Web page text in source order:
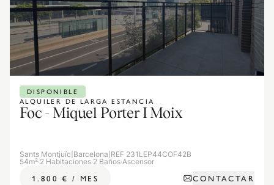
ALQUILER DE LARGA ESTANCIA
DISPONIBLE
Foc - Miquel Porter I Moix
Sants Montjuïc Barcelona REF 231LEP44COF42B
54m²·2 Habitaciones·2 Baños·Ascensor
1.800 € / MES CONTACTAR